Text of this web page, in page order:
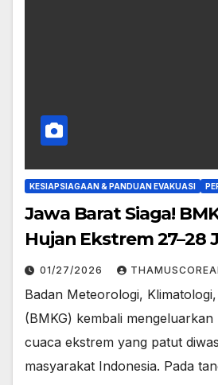
KESIAPSIAGAAN & PANDUAN EVAKUASI
Jawa Barat Siaga!
Hujan Ekstrem 27–28
01/27/2026
Badan Meteorologi,
(BMKG) kembali
cuaca ekstrem yang patut
masyarakat Indonesia. Pada